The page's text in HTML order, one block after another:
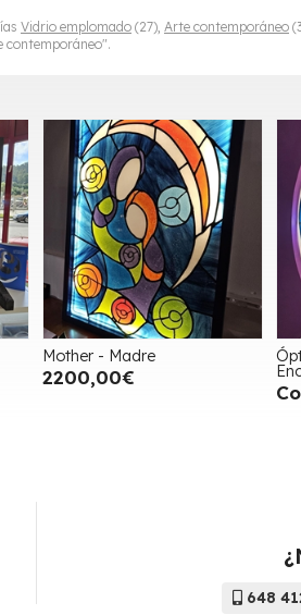
Vidrio emplomado (27), Arte contemporáneo
contemporáneo".
Mother - Madre
2200,00€
648